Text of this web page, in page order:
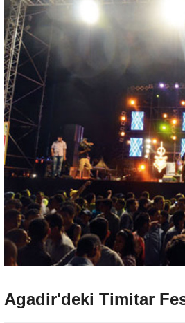
Agadir'deki Timitar